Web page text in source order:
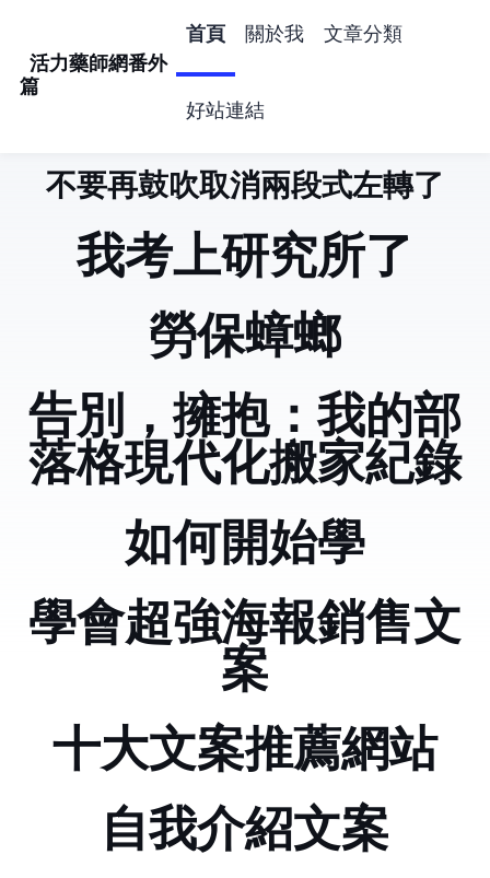
活力藥師網番外
篇
首頁 關於我 文章分類
好站連結
活力藥師網番外
不要再鼓吹取消兩段式左轉了
我考上研究所了
勞保蟑螂
告別 Hugo，擁抱 Astro：我的部
落格現代化搬家紀錄
如何開始學python
學會超強海報銷售文
案
十大文案推薦網站
自我介紹文案